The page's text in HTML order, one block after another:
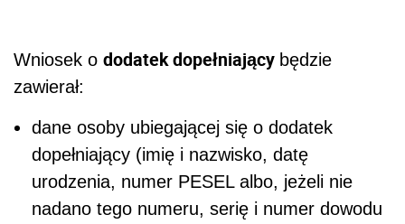
Wniosek o dodatek dopełniający będzie
zawierał:
dane osoby ubiegającej się o dodatek
dopełniający (imię i nazwisko, datę
urodzenia, numer PESEL albo, jeżeli nie
nadano tego numeru, serię i numer dowodu